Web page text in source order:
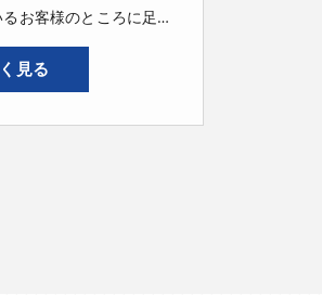
地盤調査を必要としているお客様のところに足を運び、ヒアリングを行ったり、見積書の作成、地盤調査から改良工事、そしてその後の工程への引き渡しまでをきちんとスケジューリングし見守ることが役割です。
見る